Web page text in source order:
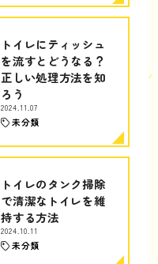
トイレにティッシュ
を流すとどうなる？
正しい処理方法を知
ろう
2024.11.07
未分類
トイレのタンク掃除
で清潔なトイレを維
持する方法
2024.10.11
未分類